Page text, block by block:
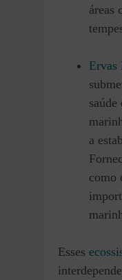
áreas
Ervas
saúde
a
F
como
Esses